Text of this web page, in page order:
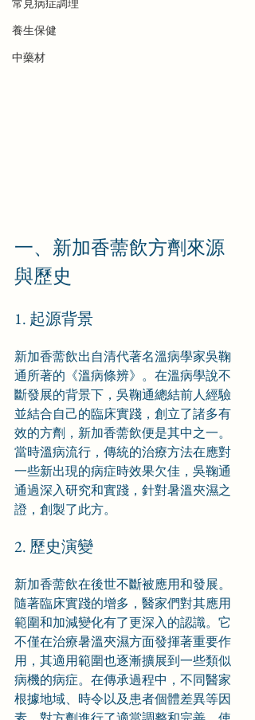
常見病症調理
養生保健
中藥材
一、新加香薷飲方劑來源
與歷史
1. 起源背景
新加香薷飲出自清代著名溫病學家吳鞠
通所著的《溫病條辨》。在溫病學說不
斷發展的背景下，吳鞠通總結前人經驗
並結合自己的臨床實踐，創立了諸多有
效的方劑，新加香薷飲便是其中之一。
當時溫病流行，傳統的治療方法在應對
一些新出現的病症時效果欠佳，吳鞠通
通過深入研究和實踐，針對暑溫夾濕之
證，創製了此方。
2. 歷史演變
新加香薷飲在後世不斷被應用和發展。
隨著臨床實踐的增多，醫家們對其應用
範圍和加減變化有了更深入的認識。它
不僅在治療暑溫夾濕方面發揮著重要作
用，其適用範圍也逐漸擴展到一些類似
病機的病症。在傳承過程中，不同醫家
根據地域、時令以及患者個體差異等因